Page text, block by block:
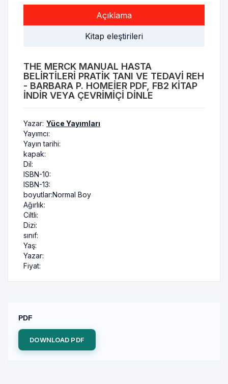
Açıklama
Kitap eleştirileri
THE MERCK MANUAL HASTA
BELIRTILERI PRATIK TANI VE TEDAVI REH
- BARBARA P. HOMEIER PDF, FB2 KITAP
INDIR VEYA ÇEVRIMIÇI DINLE
Yazar: Yüce Yayımları
Yayımcı:
Yayın tarihi:
kapak:
Dil:
ISBN-10:
ISBN-13:
boyutlar:Normal Boy
Ağırlık:
Ciltli:
Dizi:
sınıf:
Yaş:
Yazar:
Fiyat:
PDF
DOWNLOAD PDF